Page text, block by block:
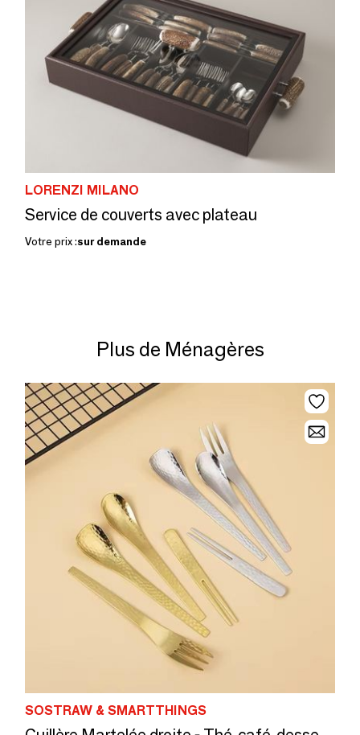
LORENZI MILANO
Service de couverts avec plateau
Votre prix :sur demande
Plus de Ménagères
SOSTRAW & SMARTTHINGS